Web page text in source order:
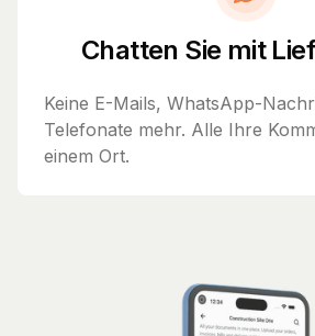
Chatten Sie mit
Keine E-Mails, WhatsApp-
Telefonate mehr. Alle Ihre
einem Ort.